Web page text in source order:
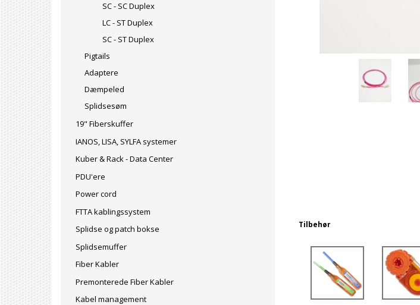
SC - SC Duplex
LC - ST Duplex
SC - ST Duplex
Pigtails
Adaptere
Dæmpeled
Splidsesøm
19" Fiberskuffer
IANOS, LISA, SYLFA systemer
Kuber & Rack - Data Center
PDU'ere
Power cord
FTTA kablingssystem
Splidse og patch bokse
Splidsemuffer
Fiber Kabler
Premonterede Fiber Kabler
Kabel management
Tilbehør